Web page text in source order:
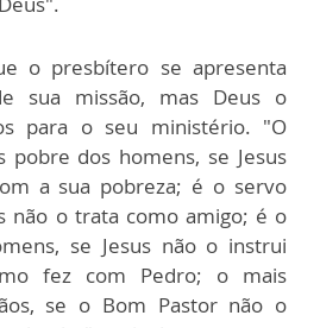
o presbítero se apresenta
sua missão, mas Deus o
para o seu ministério. "O
pobre dos homens, se Jesus
a sua pobreza; é o servo
não o trata como amigo; é o
se Jesus não o instrui
fez com Pedro; o mais
se o Bom Pastor não o